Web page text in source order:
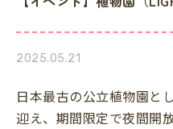
2025.05.21
日本最古の公立植物園と
迎え、期間限定で夜間開